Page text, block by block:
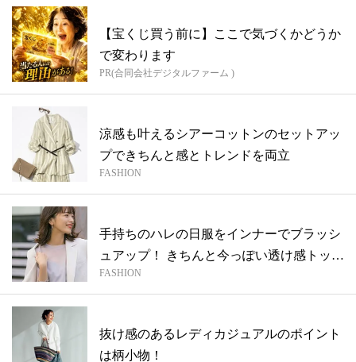
【宝くじ買う前に】ここで気づくかどうか
で変わります
PR(合同会社デジタルファーム )
涼感も叶えるシアーコットンのセットアッ
プできちんと感とトレンドを両立
FASHION
手持ちのハレの日服をインナーでブラッシ
ュアップ！ きちんと今っぽい透け感トップ
ス
FASHION
抜け感のあるレディカジュアルのポイント
は柄小物！